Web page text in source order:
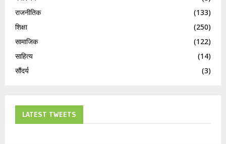
राजनीतिक
(133)
शिक्षा
(250)
सामाजिक
(122)
साहित्य
(14)
सौंदर्य
(3)
LATEST TWEETS